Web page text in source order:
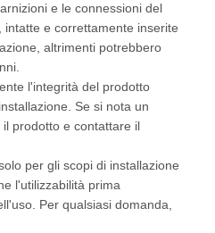
e le connessioni del
intatte e correttamente inserite
altrimenti potrebbero
l'integrità del prodotto
Se si nota un
prodotto e contattare il
per gli scopi di installazione
l'utilizzabilità prima
Per qualsiasi domanda,